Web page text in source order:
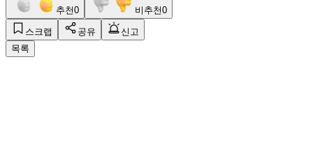
추천0 비추천0
스크랩 공유
신고
목록